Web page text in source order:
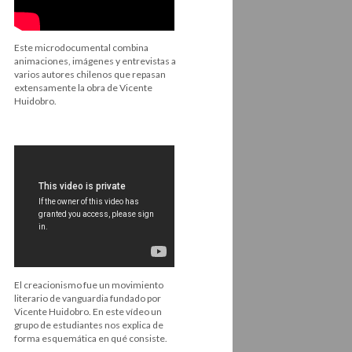
Este microdocumental combina
animaciones, imágenes y entrevistas a
varios autores chilenos que repasan
extensamente la obra de Vicente
Huidobro.
El creacionismo fue un movimiento
literario de vanguardia fundado por
Vicente Huidobro. En este vídeo un
grupo de estudiantes nos explica de
forma esquemática en qué consiste.